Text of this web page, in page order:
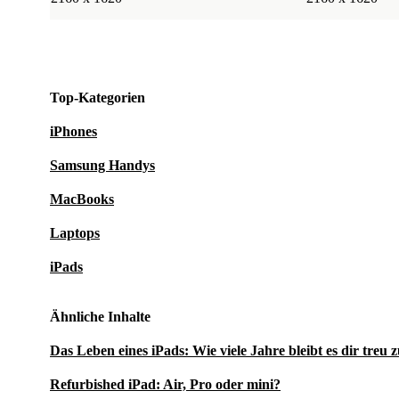
Top-Kategorien
iPhones
Samsung Handys
MacBooks
Laptops
iPads
Ähnliche Inhalte
Das Leben eines iPads: Wie viele Jahre bleibt es dir treu
Refurbished iPad: Air, Pro oder mini?